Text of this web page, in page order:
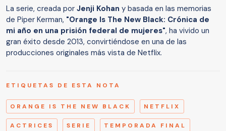
La serie, creada por Jenji Kohan y basada en las memorias
de Piper Kerman, "Orange Is The New Black: Crónica de
mi año en una prisión federal de mujeres", ha vivido un
gran éxito desde 2013, convirtiéndose en una de las
producciones originales más vista de Netflix.
ETIQUETAS DE ESTA NOTA
ORANGE IS THE NEW BLACK NETFLIX
ACTRICES SERIE TEMPORADA FINAL